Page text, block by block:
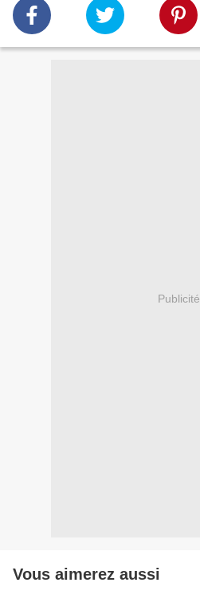
Publicité
Vous aimerez aussi